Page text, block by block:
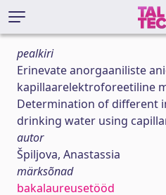
pealkiri
Erinevate anorgaaniliste
kapillaarelektroforeetiline
Determination of different
drinking water using
autor
Špiljova, Anastassia
märksõnad
bakalaureusetööd